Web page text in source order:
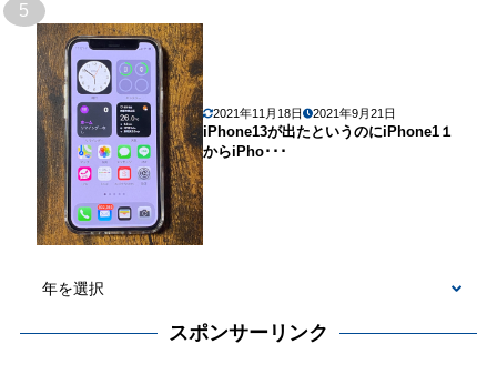
5
2021年11月18日 2021年9月21日
iPhone13が出たというのにiPhone1１
からiPho･･･
スポンサーリンク